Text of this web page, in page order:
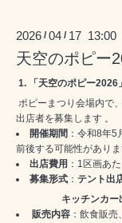
2026 /04 / 17 13:00
天空のポピー
1. 「天空のポピー2026
ポピーまつり会場内で
出店者を募集します 。
開催期間 ：令和8年5
前後する可能性がありま
出店費用 ： 1 区画あた
募集形式 ： テント出
キッチンカー
販売内容 ：飲食販